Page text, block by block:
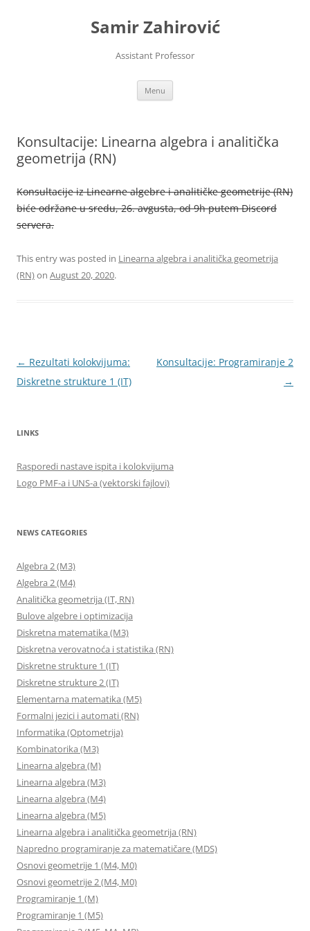
Samir Zahirović
Assistant Professor
Menu
Konsultacije: Linearna algebra i analitička
geometrija (RN)
Konsultacije iz Linearne algebre i analitičke geometrije (RN)
biće održane u sredu, 26. avgusta, od 9h putem Discord
servera.
This entry was posted in Linearna algebra i analitička geometrija
(RN)on August 20, 2020.
Post
navigation
← Rezultati kolokvijuma:
Diskretne strukture 1 (IT)
Konsultacije: Programiranje 2
→
LINKS
Rasporedi nastave ispita i kolokvijuma
Logo PMF-a i UNS-a (vektorski fajlovi)
NEWS CATEGORIES
Algebra 2 (M3)
Algebra 2 (M4)
Analitička geometrija (IT, RN)
Bulove algebre i optimizacija
Diskretna matematika (M3)
Diskretna verovatnoća i statistika (RN)
Diskretne strukture 1 (IT)
Diskretne strukture 2 (IT)
Elementarna matematika (M5)
Formalni jezici i automati (RN)
Informatika (Optometrija)
Kombinatorika (M3)
Linearna algebra (M)
Linearna algebra (M3)
Linearna algebra (M4)
Linearna algebra (M5)
Linearna algebra i analitička geometrija (RN)
Napredno programiranje za matematičare (MDS)
Osnovi geometrije 1 (M4, M0)
Osnovi geometrije 2 (M4, M0)
Programiranje 1 (M)
Programiranje 1 (M5)